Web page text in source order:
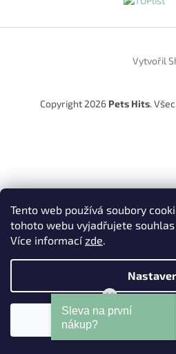
Tento web používá soubory
tohoto webu vyjadřujete
Více informacízde.
Vytvořil
Copyright 2026 Pets Hits.
Mohu Vám
Sleva na první
nákup?